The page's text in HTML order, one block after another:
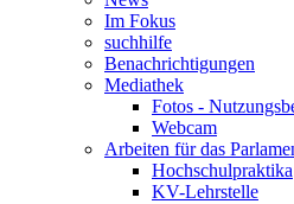
Im Fokus
suchhilfe
Benachrichtigungen
Mediathek
Fotos -
Webcam
Arbeiten für das
Hochschulpraktika
KV-Lehrstelle